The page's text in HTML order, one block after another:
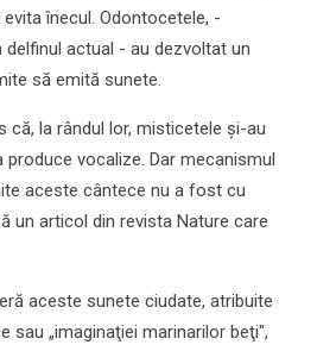
înecul. Odontocetele, -
actual - au dezvoltat un
să emită sunete.
că, la rândul lor, misticetele şi-au
vocalize. Dar mecanismul
aceste cântece nu a fost cu
un articol din revista Nature care
aceste sunete ciudate, atribuite
sau „imaginaţiei marinarilor beţi",